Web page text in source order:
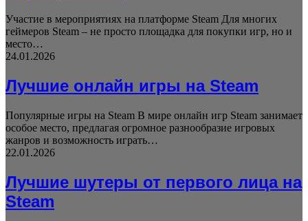
Участие в мероприятиях на платформе Steam Для многих
геймеров Steam – не просто площадка для покупки игр, но и
место…
24.01.2026
Лучшие онлайн игры на Steam
Популярные игры на Steam В мире онлайн игр Steam занимает
особое место, предлагая огромное разнообразие игровых
жанров и возможность играть…
22.01.2026
Лучшие шутеры от первого лица на
Steam